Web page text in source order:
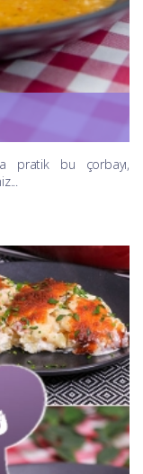
pratik bu çorbayı,